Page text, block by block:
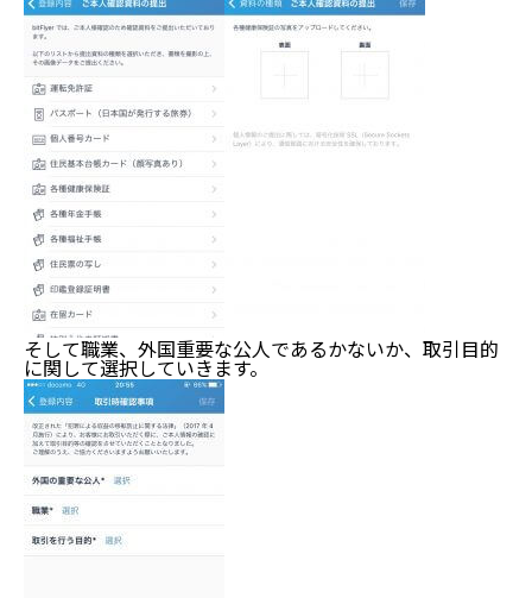
そして職業、外国重要な公人であるかないか、取引目的
に関して選択していきます。